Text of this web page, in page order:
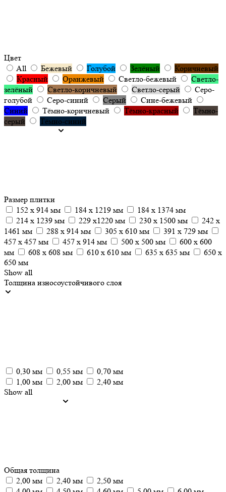
Цвет
All
Бежевый Голубой Зелёный
Коричневый
Красный
Оранжевый Светло-бежевый
Светло-
зелёный
Светло-коричневый Светло-серый
Серо-
голубой
Серо-синий Серый
Сине-бежевый
Синий
Тёмно-коричневый Тёмно-красный
Тёмно-
серый
Тёмно-синий
Размер плитки
152 x 914 мм
184 x 1219 мм
184 x 1374 мм
214 x 1239 мм
229 x1220 мм 230 x 1500 мм
242 x
1461 мм
288 x 914 мм 305 х 610 мм
391 x 729 мм
457 x 457 мм
457 х 914 мм 500 x 500 мм
600 x 600
мм
608 х 608 мм 610 x 610 мм 635 x 635 мм
650 х
650 мм
Show all
Толщина износоустойчивого слоя
0,30 мм 0,55 мм
0,70 мм
1,00 мм
2,00 мм
2,40 мм
Show all
Общая толщина
2,00 мм
2,40 мм
2,50 мм